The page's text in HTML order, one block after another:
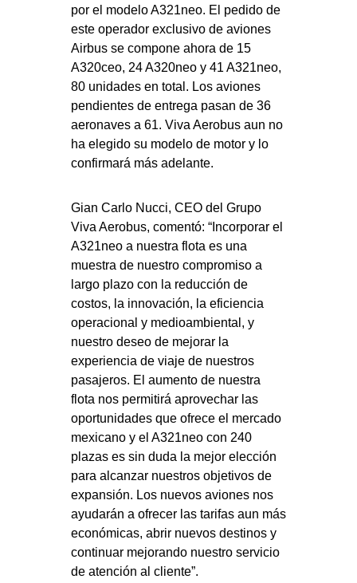
por el modelo A321neo. El pedido de
este operador exclusivo de aviones
Airbus se compone ahora de 15
A320ceo, 24 A320neo y 41 A321neo,
80 unidades en total. Los aviones
pendientes de entrega pasan de 36
aeronaves a 61. Viva Aerobus aun no
ha elegido su modelo de motor y lo
confirmará más adelante.
Gian Carlo Nucci, CEO del Grupo
Viva Aerobus, comentó: “Incorporar el
A321neo a nuestra flota es una
muestra de nuestro compromiso a
largo plazo con la reducción de
costos, la innovación, la eficiencia
operacional y medioambiental, y
nuestro deseo de mejorar la
experiencia de viaje de nuestros
pasajeros. El aumento de nuestra
flota nos permitirá aprovechar las
oportunidades que ofrece el mercado
mexicano y el A321neo con 240
plazas es sin duda la mejor elección
para alcanzar nuestros objetivos de
expansión. Los nuevos aviones nos
ayudarán a ofrecer las tarifas aun más
económicas, abrir nuevos destinos y
continuar mejorando nuestro servicio
de atención al cliente”.